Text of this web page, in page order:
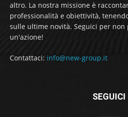
altro. La nostra missione è
professionalità e obiettività,
sulle ultime novità. Seguici per non
un'azione!
Contattaci: info@new-group.it
SEGUICI